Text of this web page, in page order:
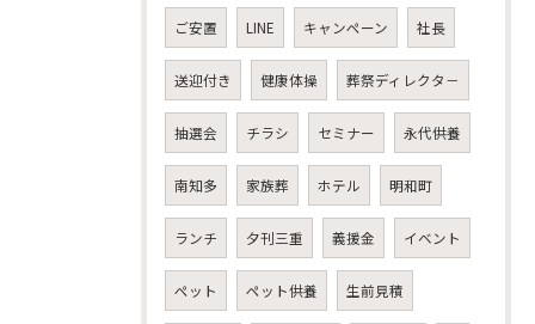
ご安置 LINE キャンペーン 社長
送迎付き 健康体操 葬祭ディレクタ－
抽選会 チラシ セミナー 永代供養
南知多 家族葬 ホテル 明和町
ランチ 夕刊三重 義援金 イベント
ペット ペット供養 生前見積